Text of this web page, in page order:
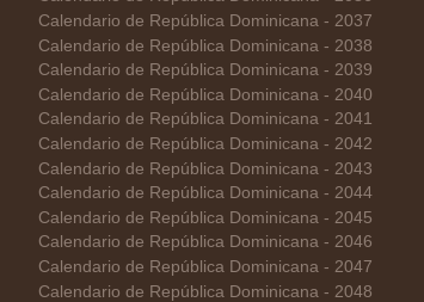
Calendario de República Dominicana - 2037
Calendario de República Dominicana - 2038
Calendario de República Dominicana - 2039
Calendario de República Dominicana - 2040
Calendario de República Dominicana - 2041
Calendario de República Dominicana - 2042
Calendario de República Dominicana - 2043
Calendario de República Dominicana - 2044
Calendario de República Dominicana - 2045
Calendario de República Dominicana - 2046
Calendario de República Dominicana - 2047
Calendario de República Dominicana - 2048